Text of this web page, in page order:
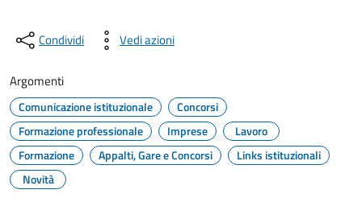
Condividi Vedi azioni
Argomenti
Comunicazione istituzionale
Concorsi
Formazione professionale
Imprese
Lavoro
Formazione
Appalti, Gare e Concorsi
Links istituzionali
Novità